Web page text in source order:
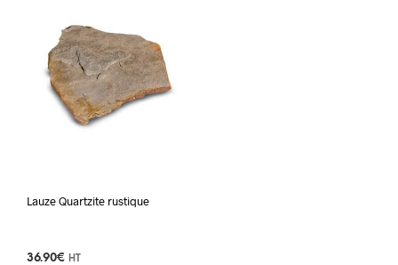
Lauze Quartzite rustique
36.90€ HT